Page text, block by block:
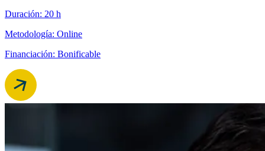
Duración: 20 h
Metodología: Online
Financiación: Bonificable